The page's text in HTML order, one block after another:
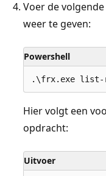
Voer de
weer te geven:
Powershell
Hier volgt een
opdracht:
Uitvoer